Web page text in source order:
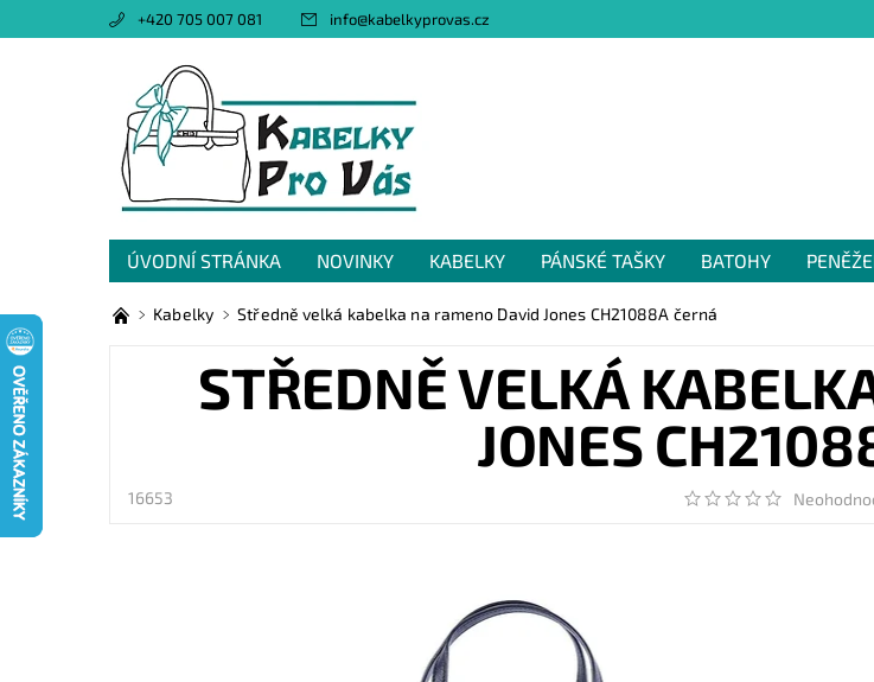
+420 705 007 081 info@kabelkyprovas.cz
ÚVODNÍ STRÁNKA NOVINKY KABELKY PÁNSKÉ TAŠKY BATOHY
OBCHODNÍ PODMÍNKY
GDPR NAPIŠTE NÁM
Kabelky Středně velká kabelka na rameno David Jones CH21088A černá
STŘEDNĚ VELKÁ
JONES
16653